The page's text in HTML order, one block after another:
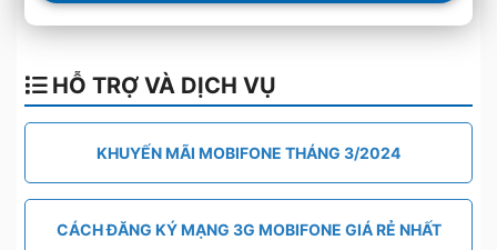
HỖ TRỢ VÀ DỊCH VỤ
KHUYẾN MÃI MOBIFONE THÁNG 3/2024
CÁCH ĐĂNG KÝ MẠNG 3G MOBIFONE GIÁ RẺ NHẤT